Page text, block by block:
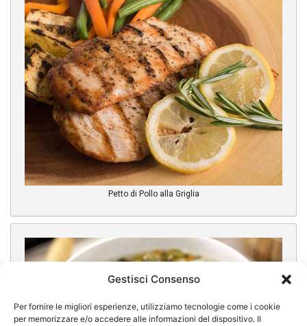
Gestisci Consenso
Per fornire le migliori esperienze, utilizziamo tecnologie come i cookie
per memorizzare e/o accedere alle informazioni del dispositivo. Il
Petto di Pollo alla Griglia